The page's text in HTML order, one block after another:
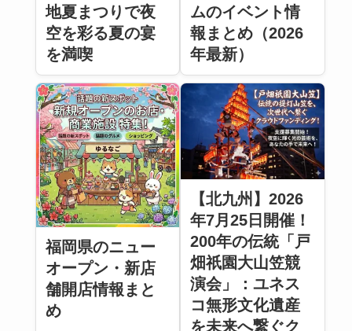
地夏まつりで夜
空を彩る夏の宴
を満喫
ムのイベント情
報まとめ（2026
年最新）
福岡県のニュー
オープン・新店
舗開店情報まと
め
【北九州】2026
年7月25日開催！
200年の伝統「戸
畑祇園大山笠競
演会」：ユネス
コ無形文化遺産
を未来へ繋ぐク